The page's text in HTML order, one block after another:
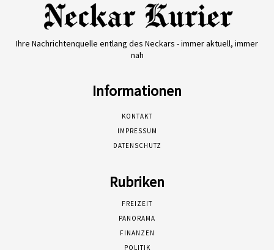
Ihre Nachrichtenquelle entlang des Neckars - immer aktuell, immer
nah
Informationen
KONTAKT
IMPRESSUM
DATENSCHUTZ
Rubriken
FREIZEIT
PANORAMA
FINANZEN
POLITIK